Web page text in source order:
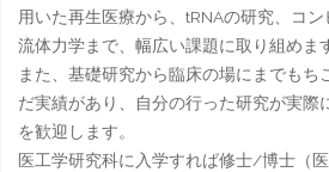
用いた再生医療から、tRNAの研究、コ
流体力学まで、幅広い課題に取り組めま
また、基礎研究から臨床の場にまでもち
だ実績があり、自分の行った研究が実際
を歓迎します。
医工学研究科に入学すれば修士/博士（